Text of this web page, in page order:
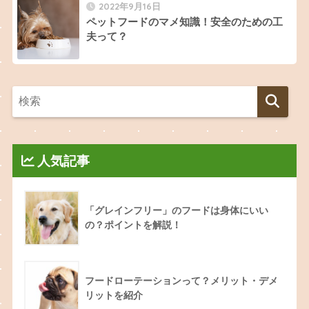
2022年9月16日
ペットフードのマメ知識！安全のための工
夫って？
人気記事
「グレインフリー」のフードは身体にいい
の？ポイントを解説！
フードローテーションって？メリット・デメ
リットを紹介